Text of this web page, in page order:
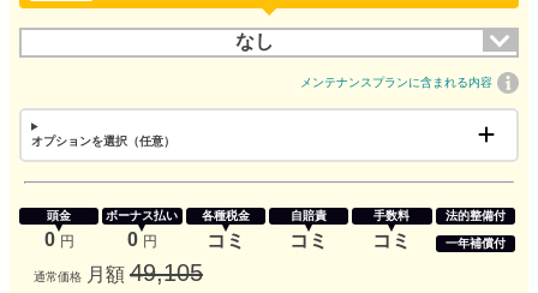
なし
メンテナンスプランに含まれる内容
オプションを選択（任意）
頭金
0 円
ボーナス払い
0 円
各種税金
コミ
自賠責
コミ
手数料
コミ
法的整備付
一年補償付
通常価格 月額 49,105